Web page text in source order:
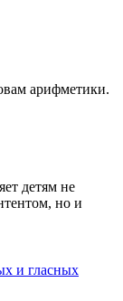
арифметики.
детям не
но и
и гласных